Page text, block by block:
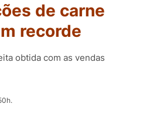
de carne
recorde
obtida com as vendas